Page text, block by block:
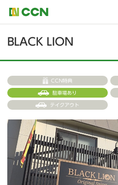
BLACK LION
CCN特典
駐車場あり
テイクアウト